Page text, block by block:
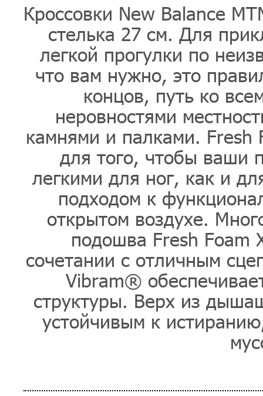
Кроссовки New Balance
стелька 27 см. Для
легкой прогулки по
что вам нужно, это
концов, путь ко
неровностями
камнями и палками. Fresh
для того, чтобы ваши
легкими для ног, как и
подходом к
открытом воздухе.
подошва Fresh Foam
сочетании с отличным
Vibram®
структуры. Верх из
устойчивым к